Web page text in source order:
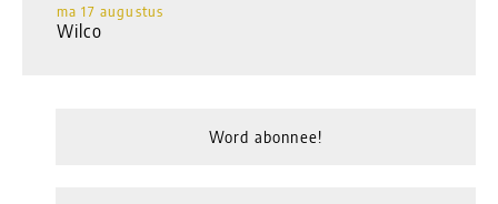
ma 17 augustus
Wilco
Word abonnee!